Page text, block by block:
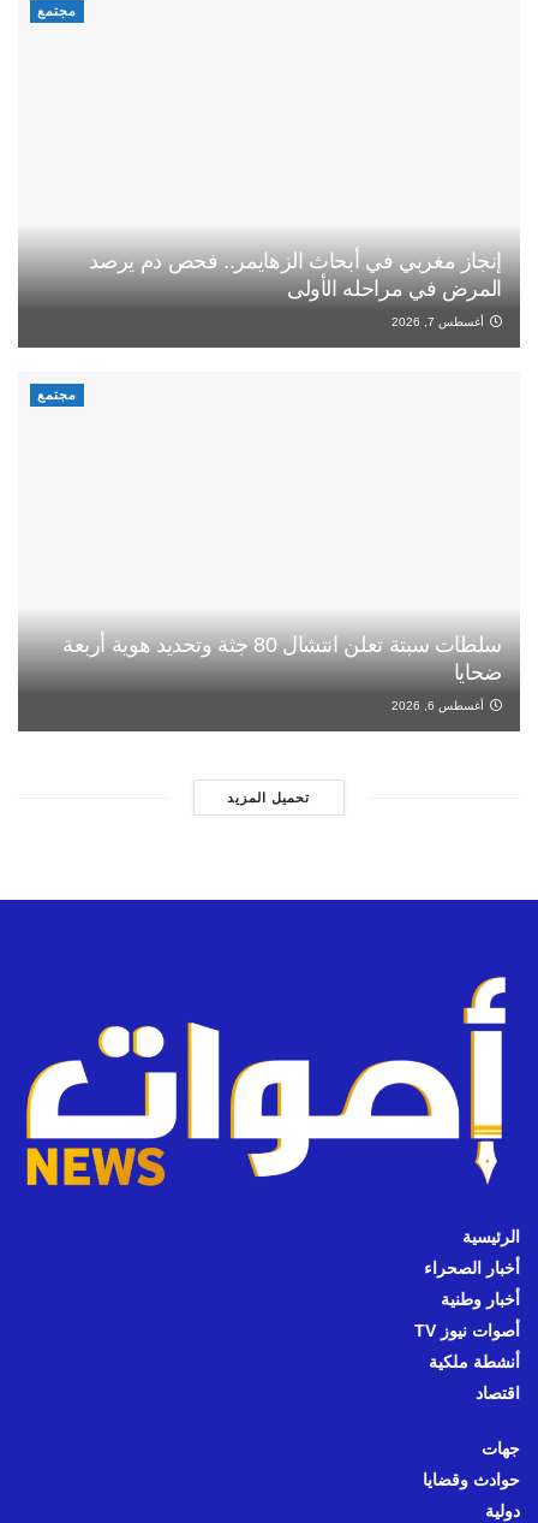
مجتمع
إنجاز مغربي في أبحاث الزهايمر.. فحص دم يرصد
المرض في مراحله الأولى
أغسطس 7, 2026
مجتمع
سلطات سبتة تعلن انتشال 80 جثة وتحديد هوية أربعة
ضحايا
أغسطس 6, 2026
تحميل المزيد
الرئيسية
أخبار الصحراء
أخبار وطنية
أصوات نيوز TV
أنشطة ملكية
اقتصاد
جهات
حوادث وقضايا
دولية